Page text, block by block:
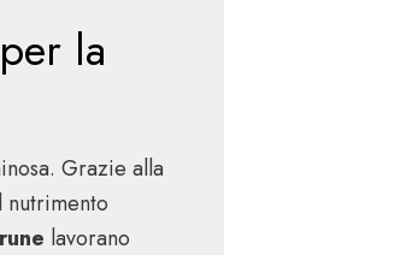
la
Grazie alla
lavorano